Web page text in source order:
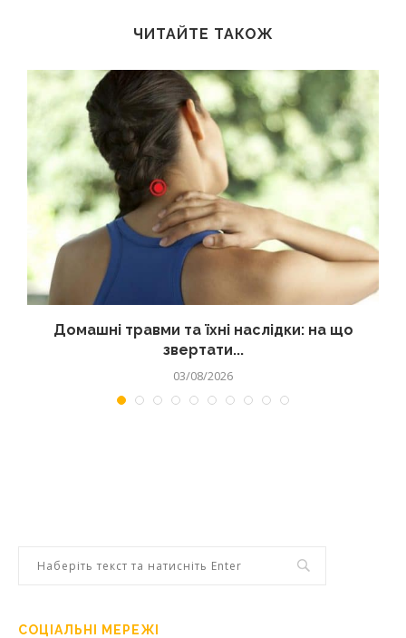
ЧИТАЙТЕ ТАКОЖ
Домашні травми та їхні наслідки: на що
звертати...
03/08/2026
СОЦІАЛЬНІ МЕРЕЖІ